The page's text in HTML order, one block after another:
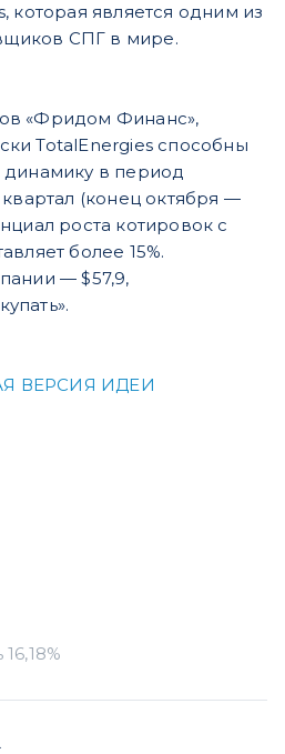
которая является одним из
СПГ в мире.
«Фридом Финанс»,
TotalEnergies способны
динамику в период
квартал (конец октября —
роста котировок с
более 15%.
— $57,9,
ВЕРСИЯ ИДЕИ